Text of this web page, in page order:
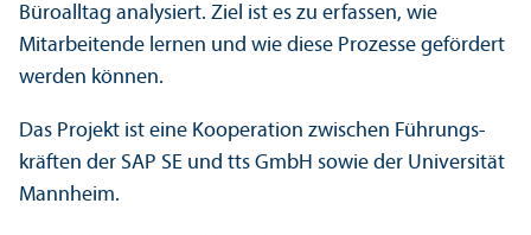
Büroalltag analysiert. Ziel ist es zu erfassen, wie
Mitarbeitende lernen und wie diese Prozesse gefördert
werden können.
Das Projekt ist eine Kooperation zwischen Führungs­
kräften der SAP SE und tts GmbH sowie der Universität
Mannheim.